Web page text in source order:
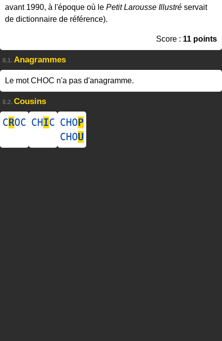
avant 1990, à l'époque où le Petit Larousse Illustré servait
de dictionnaire de référence).
Score : 11 points
8.1. Anagrammes
Le mot CHOC n'a pas d'anagramme.
8.2. Cousins
CROC CHIC CHOP
CHOU